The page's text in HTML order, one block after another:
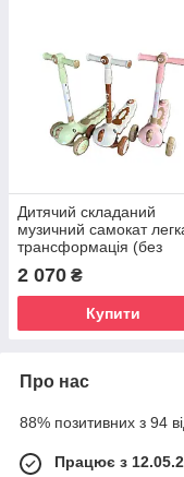
Дитячий складаний
музичний самокат
трансформація (без
2 070 ₴
Купити
Про нас
88% позитивних з 94
Працює з